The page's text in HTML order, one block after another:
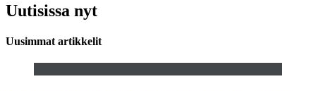
Uutisissa nyt
Uusimmat artikkelit